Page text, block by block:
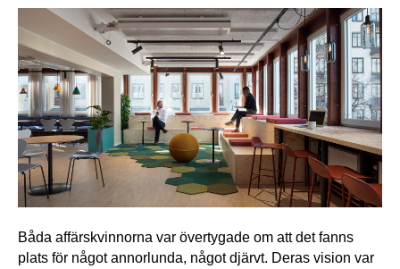
Båda affärskvinnorna var övertygade om att det fanns
plats för något annorlunda, något djärvt. Deras vision var